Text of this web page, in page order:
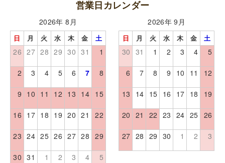
営業日カレンダー
2026年 8月
日 月 火 水 木 金 土
26 27 28 29 30 31 1
2 3 4 5 6 7 8
9 10 11 12 13 14 15
16 17 18 19 20 21 22
23 24 25 26 27 28 29
30 31 1 2 3 4 5
2026年 9月
日 月 火 水 木 金 土
30 31 1 2 3 4 5
6 7 8 9 10 11 12
13 14 15 16 17 18 19
20 21 22 23 24 25 26
27 28 29 30 1 2 3